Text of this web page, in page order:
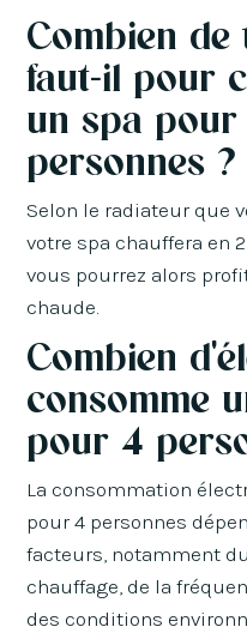
Combien de
faut-il pour
un spa
personnes ?
Selon le radiateur que
votre spa chauffera en
vous pourrez alors
chaude.
Combien
consomme
pour 4
La consommation
pour 4 personnes
facteurs, notamment
chauffage, de la
des conditions